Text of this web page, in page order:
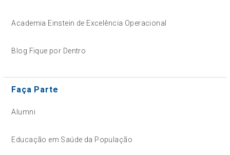
Academia Einstein de Excelência Operacional
Blog Fique por Dentro
Faça Parte
Alumni
Educação em Saúde da População